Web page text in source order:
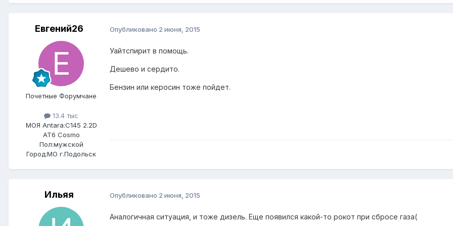
Евгений26
Почетные Форумчане
13.4 тыс
МОЯ Antara:C145 2.2D
AT6 Cosmo
Пол:мужской
Город:МО г.Подольск
Опубликовано 2 июня, 2015
Уайтспирит в помощь.
Дешево и сердито.
Бензин или керосин тоже пойдет.
Ильяя Опубликовано 2 июня, 2015
Аналогичная ситуация, и тоже дизель. Еще появился какой-то рокот при сбросе газа(